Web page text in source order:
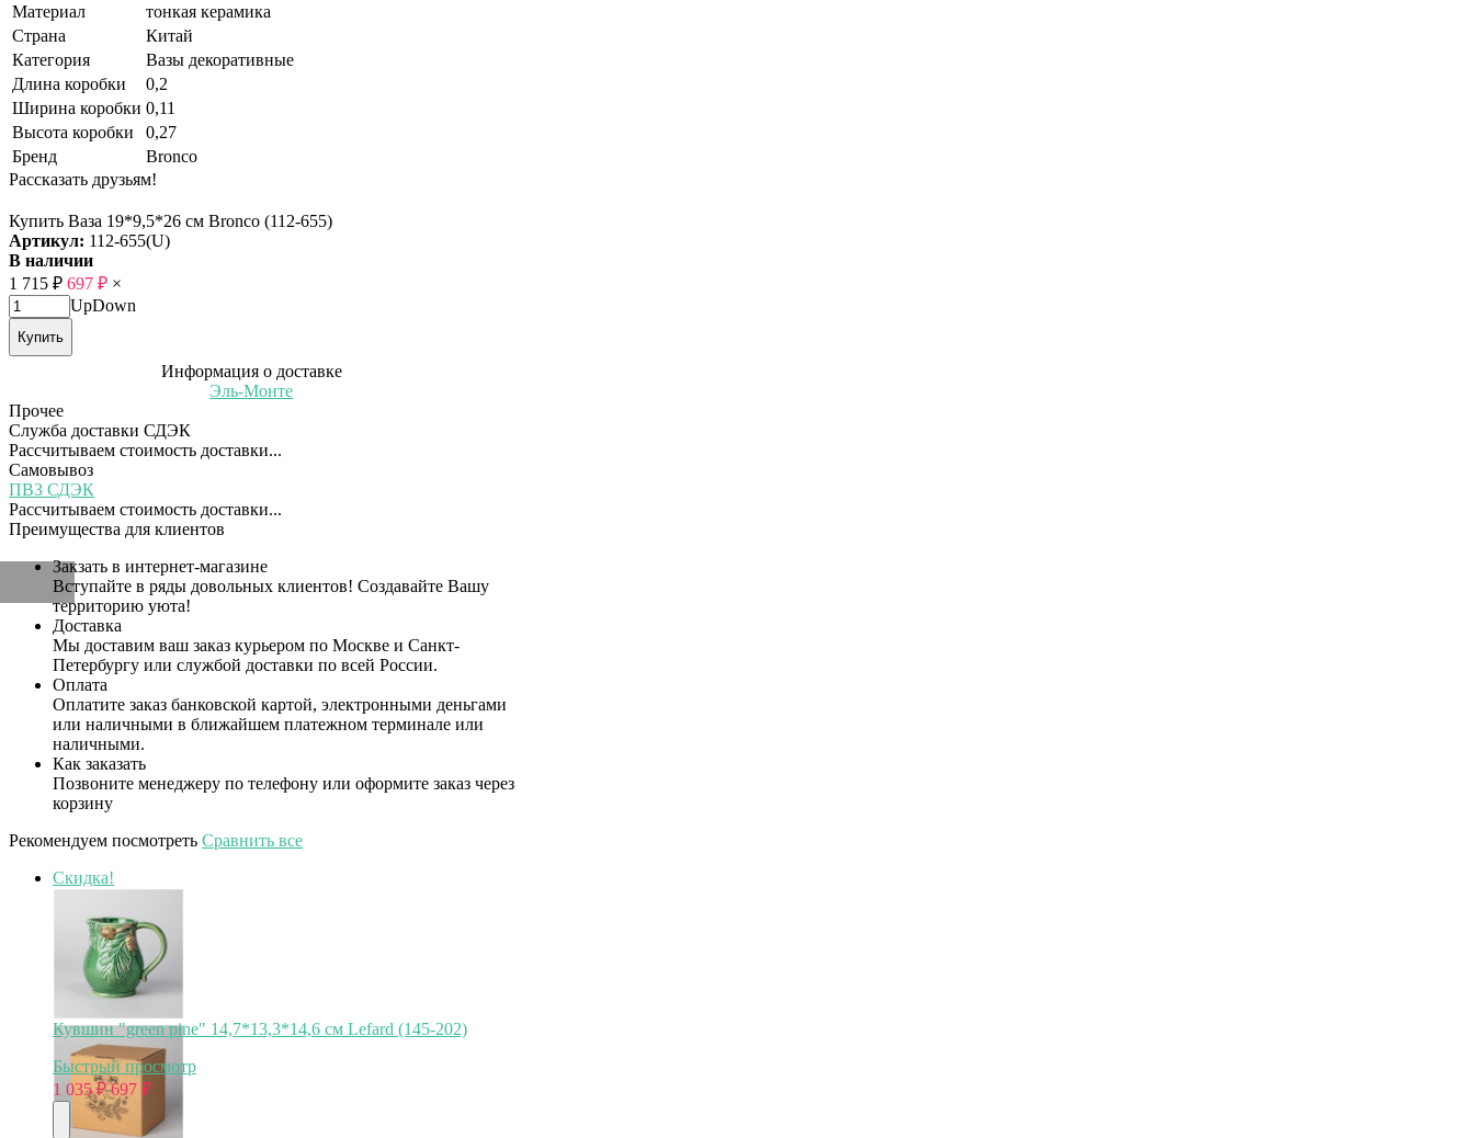
Материал
тонкая керамика
Страна
Китай
Категория
Вазы декоративные
Длина коробки
0,2
Ширина коробки 0,11
Высота коробки
0,27
Бренд
Bronco
Рассказать друзьям!
Купить Ваза 19*9,5*26 см Bronco (112-655)
Артикул: 112-655(U)
В наличии
1 715 ₽ 697 ₽ ×
UpDown
Купить
Информация о доставке
Эль-Монте
Прочее
Служба доставки СДЭК
Рассчитываем стоимость доставки...
Самовывоз
ПВЗ СДЭК
Рассчитываем стоимость доставки...
Преимущества для клиентов
Закзать в интернет-магазине
Вступайте в ряды довольных клиентов! Создавайте Вашу
территорию уюта!
Доставка
Мы доставим ваш заказ курьером по Москве и Санкт-
Петербургу или службой доставки по всей России.
Оплата
Оплатите заказ банковской картой, электронными деньгами
или наличными в ближайшем платежном терминале или
наличными.
Как заказать
Позвоните менеджеру по телефону или оформите заказ через
корзину
Рекомендуем посмотреть Сравнить все
Скидка!
Кувшин "green pine" 14,7*13,3*14,6 см Lefard (145-202)
Быстрый просмотр
1 035₽ 697 ₽